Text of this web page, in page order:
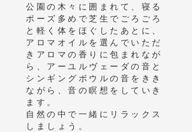
公園の木々に囲まれて、寝る
ポーズ多めで芝生でごろごろ
と軽く体をほぐしたあとに、
アロマオイルを選んでいただ
きアロマの香りに包まれなが
ら、アーユルヴェーダの音と
シンギングボウルの音をきき
ながら、音の瞑想をしていき
ます。
自然の中で一緒にリラックス
しましょう。